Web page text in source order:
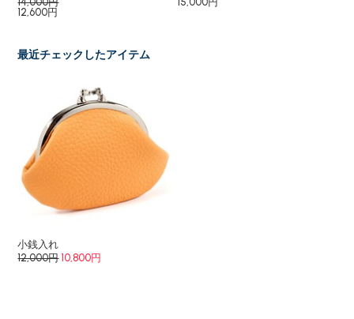
12,600円
最近チェックしたアイテム
小銭入れ
12,000円 10,800円